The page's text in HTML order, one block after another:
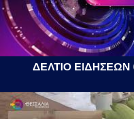
ΔΕΛΤΙΟ ΕΙΔΗΣΕΩΝ